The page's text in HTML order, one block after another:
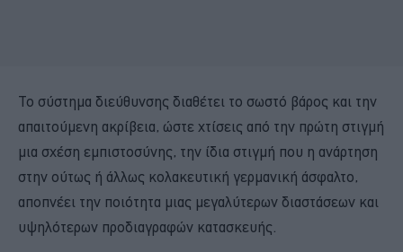
Το σύστημα διεύθυνσης διαθέτει το σωστό βάρος και την
απαιτούμενη ακρίβεια, ώστε χτίσεις από την πρώτη στιγμή
μια σχέση εμπιστοσύνης, την ίδια στιγμή που η ανάρτηση
στην ούτως ή άλλως κολακευτική γερμανική άσφαλτο,
αποπνέει την ποιότητα μιας μεγαλύτερων διαστάσεων και
υψηλότερων προδιαγραφών κατασκευής.